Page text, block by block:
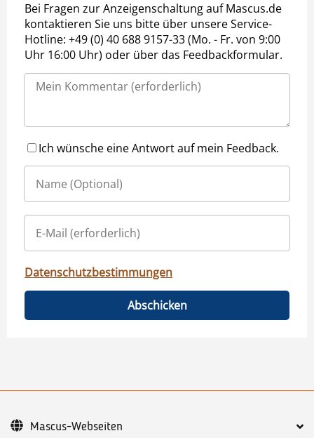
Bei Fragen zur Anzeigenschaltung auf Mascus.de
kontaktieren Sie uns bitte über unsere Service-
Hotline: +49 (0) 40 688 9157-33 (Mo. - Fr. von 9:00
Uhr 16:00 Uhr) oder über das Feedbackformular.
Ich wünsche eine Antwort auf mein Feedback.
Datenschutzbestimmungen
Abschicken
Mascus-Webseiten